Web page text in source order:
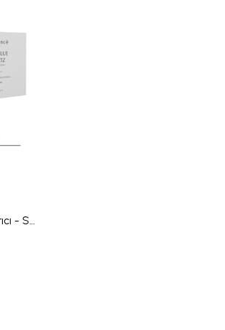
Dark Blue Quartz Aha-Bha Arındırıcı - Sebum Dengeleyici Peeling 50 ml